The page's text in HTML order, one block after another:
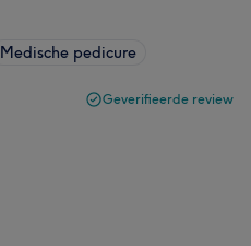
Medische pedicure
Geverifieerde review